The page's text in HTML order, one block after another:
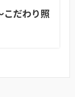
こだわり照